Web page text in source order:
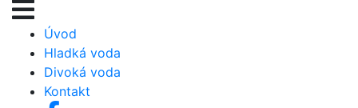
Úvod
Hladká voda
Divoká voda
Kontakt